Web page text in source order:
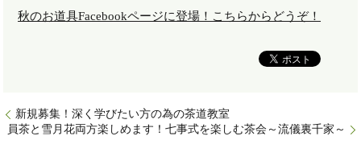
秋のお道具Facebookページに登場！こちらからどうぞ！
新規募集！深く学びたい方の為の茶道教室
員茶と雪月花両方楽しめます！七事式を楽しむ茶会～流儀裏千家～